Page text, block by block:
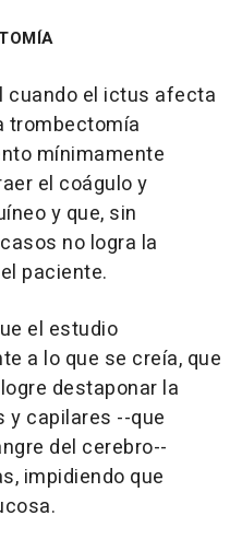
cuando el ictus afecta
trombectomía
mínimamente
el coágulo y
y que, sin
no logra la
paciente.
el estudio
a lo que se creía, que
destaponar la
y capilares --que
del cerebro--
impidiendo que